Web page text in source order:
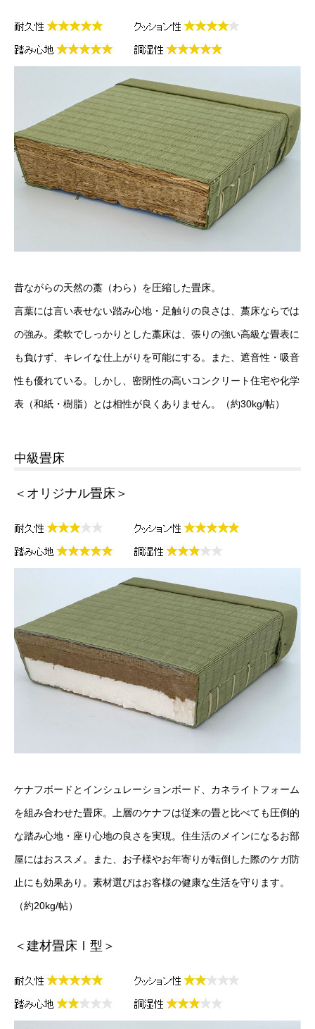
昔ながらの天然の藁（わら）を圧縮した畳床。
言葉には言い表せない踏み心地・足触りの良さは、藁床ならでは
の強み。柔軟でしっかりとした藁床は、張りの強い高級な畳表に
も負けず、キレイな仕上がりを可能にする。また、遮音性・吸音
性も優れている。しかし、密閉性の高いコンクリート住宅や化学
表（和紙・樹脂）とは相性が良くありません。（約30kg/帖）
中級畳床
＜オリジナル畳床＞
ケナフボードとインシュレーションボード、カネライトフォーム
を組み合わせた畳床。上層のケナフは従来の畳と比べても圧倒的
な踏み心地・座り心地の良さを実現。住生活のメインになるお部
屋にはおススメ。また、お子様やお年寄りが転倒した際のケガ防
止にも効果あり。素材選びはお客様の健康な生活を守ります。
（約20kg/帖）
＜建材畳床Ⅰ型＞